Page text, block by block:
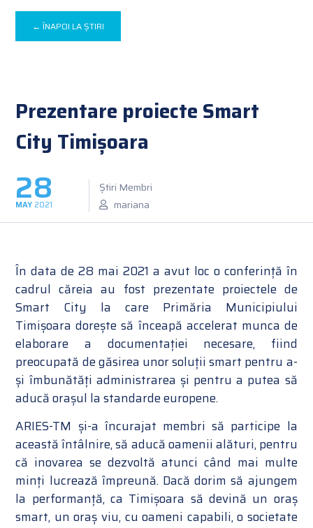
← ÎNAPOI LA ȘTIRI
Prezentare proiecte Smart
City Timișoara
28
MAY 2021
Știri Membri
mariana
În data de 28 mai 2021 a avut loc o conferință în
cadrul căreia au fost prezentate proiectele de
Smart City la care Primăria Municipiului
Timișoara dorește să înceapă accelerat munca de
elaborare a documentației necesare, fiind
preocupată de găsirea unor soluții smart pentru a-
și îmbunătăți administrarea și pentru a putea să
aducă orașul la standarde europene.
ARIES-TM și-a încurajat membri să participe la
această întâlnire, să aducă oamenii alături, pentru
că inovarea se dezvoltă atunci când mai multe
minți lucrează împreună. Dacă dorim să ajungem
la performanță, ca Timișoara să devină un oraș
smart, un oraș viu, cu oameni capabili, o societate